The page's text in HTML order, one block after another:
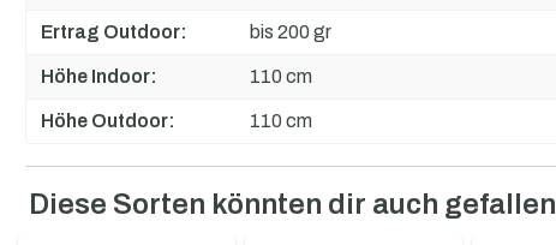
Ertrag Outdoor: bis 200 gr
Höhe Indoor: 110 cm
Höhe Outdoor: 110 cm
Diese Sorten könnten dir auch gefallen